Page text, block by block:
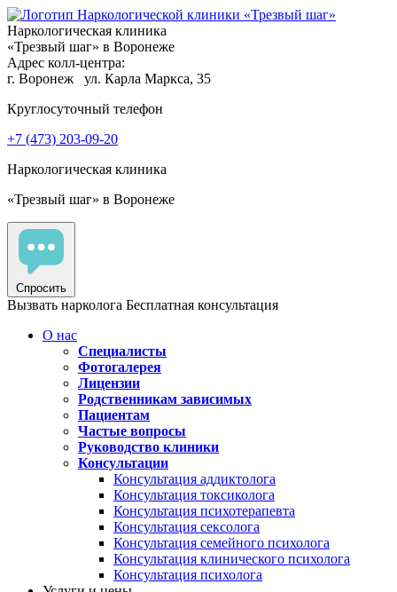
Наркологическая клиника
«Трезвый шаг» в Воронеже
Адрес колл-центра:
г. Воронеж
ул. Карла Маркса, 35
Круглосуточный телефон
+7 (473) 203-09-20
Наркологическая клиника
«Трезвый шаг» в Воронеже
Спросить
Вызвать нарколога Бесплатная консультация
О нас
Специалисты
Фотогалерея
Лицензии
Родственникам зависимых
Пациентам
Частые вопросы
Руководство клиники
Консультации
Консультация аддиктолога
Консультация токсиколога
Консультация психотерапевта
Консультация сексолога
Консультация семейного психолога
Консультация клинического психолога
Консультация психолога